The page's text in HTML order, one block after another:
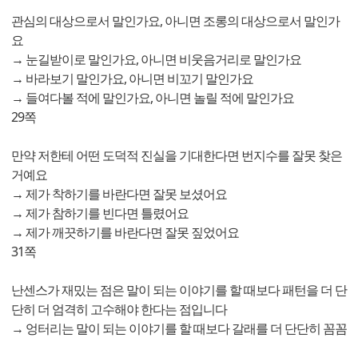
관심의 대상으로서 말인가요, 아니면 조롱의 대상으로서 말인가
요
→ 눈길받이로 말인가요, 아니면 비웃음거리로 말인가요
→ 바라보기 말인가요, 아니면 비꼬기 말인가요
→ 들여다볼 적에 말인가요, 아니면 놀릴 적에 말인가요
29쪽
만약 저한테 어떤 도덕적 진실을 기대한다면 번지수를 잘못 찾은
거예요
→ 제가 착하기를 바란다면 잘못 보셨어요
→ 제가 참하기를 빈다면 틀렸어요
→ 제가 깨끗하기를 바란다면 잘못 짚었어요
31쪽
난센스가 재밌는 점은 말이 되는 이야기를 할 때보다 패턴을 더 단
단히 더 엄격히 고수해야 한다는 점입니다
→ 엉터리는 말이 되는 이야기를 할 때보다 갈래를 더 단단히 꼼꼼